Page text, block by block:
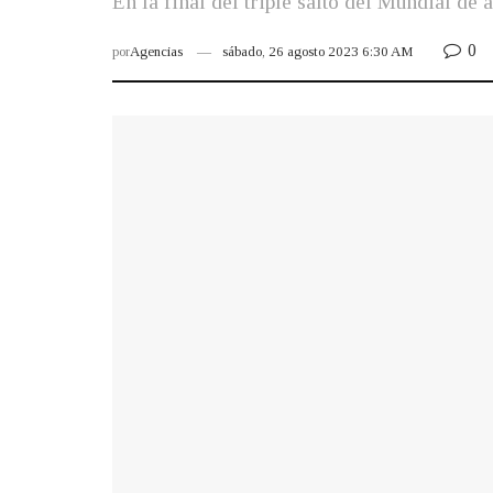
porAgencias sábado, 26 agosto 2023 6:30 AM 0